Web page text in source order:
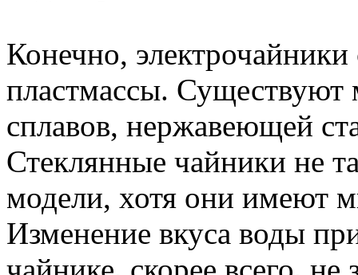
Конечно, электрочайники
пластмассы.
сплавов, нержавеющей
Стеклянные чайники не
модели, хотя они имеют
Изменение вкуса воды